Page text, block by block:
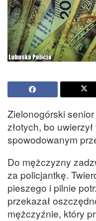
Zielonogórski
złotych, bo
spowodowanym
Do mężczyzny
za policjantkę.
pieszego i pilnie
przekazał
mężczyźnie, który